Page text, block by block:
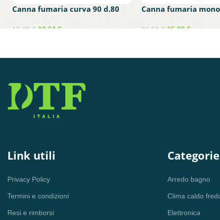
Canna fumaria curva 90 d.80
acciaio inox 304
15,20€ 10,64 €
Canna fumaria
d.100 in acciaio inox
mm 1000
21,56 € 15,09€
Link utili
Privacy Policy
Termini e condizioni
Resi e rimborsi
Categorie
Arredo bagno
Clima caldo
Elettronica